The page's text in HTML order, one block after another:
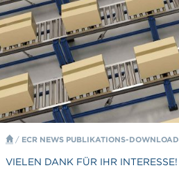
/ ECR NEWS PUBLIKATIONS-DOWNLOAD
VIELEN DANK FÜR IHR INTERESSE!